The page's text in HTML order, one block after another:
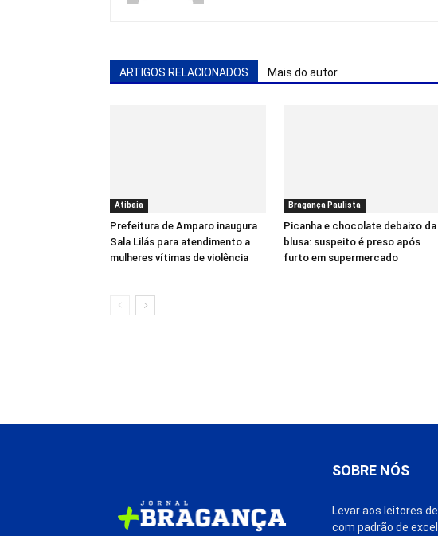
ARTIGOS RELACIONADOS Mais do autor
Atibaia
Prefeitura de Amparo inaugura
Sala Lilás para atendimento a
mulheres vítimas de violência
Bragança Paulista
Picanha e chocolate debaixo da
blusa: suspeito é preso após
furto em supermercado
SOBRE NÓS
Levar aos leitores
com padrão de